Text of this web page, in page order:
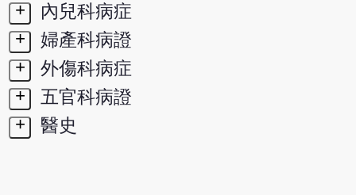
+
內兒科病症
+
婦產科病證
+
外傷科病症
+
五官科病證
+
醫史